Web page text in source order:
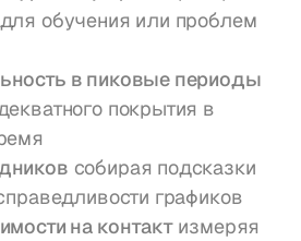
обучения или проблем
в пиковые периоды
покрытия в
собирая подсказки
графиков
на контакт измеряя